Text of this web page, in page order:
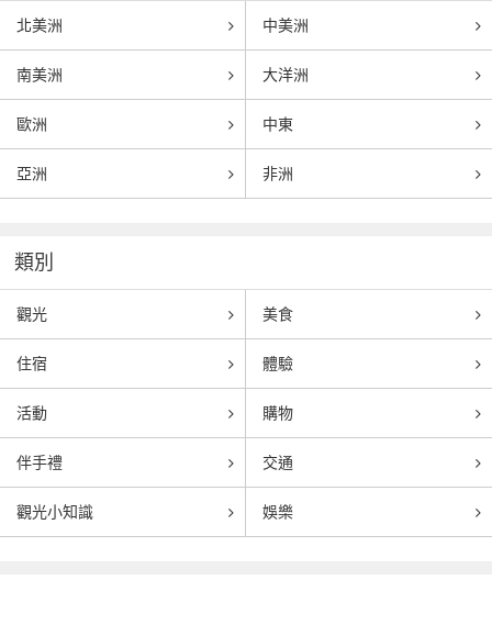
北美洲 中美洲
南美洲 大洋洲
歐洲 中東
亞洲 非洲
類別
觀光 美食
住宿 體驗
活動 購物
伴手禮 交通
觀光小知識 娛樂